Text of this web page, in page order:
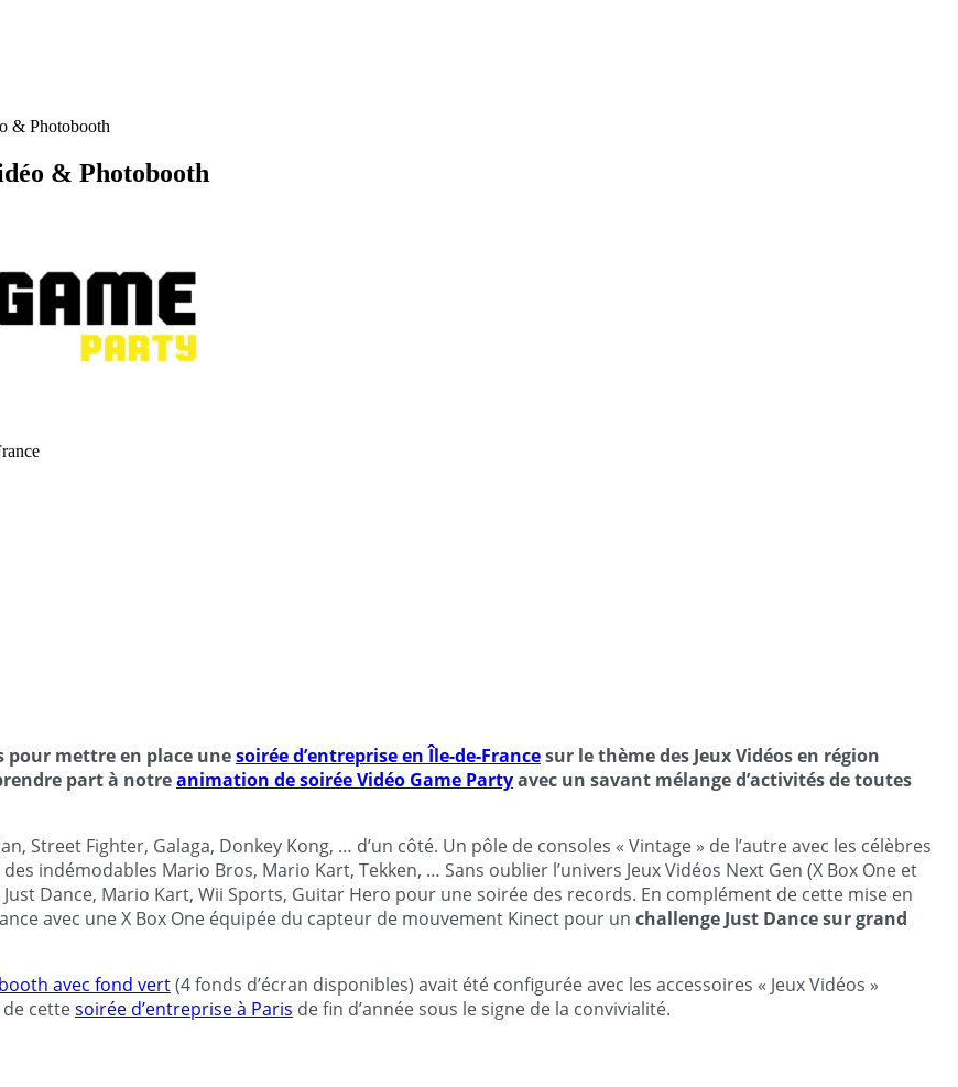
& Photobooth
& Photobooth
pour mettre en place unesoirée d’entreprise en Île-de-Francesur le thème des Jeux Vidéos en région
part à notreanimation de soirée Vidéo Game Partyavec un savant mélange d’activités de toutes
Street Fighter, Galaga, Donkey Kong, … d’un côté. Un pôle de consoles « Vintage » de l’autre avec les célèbres
indémodables Mario Bros, Mario Kart, Tekken, … Sans oublier l’univers Jeux Vidéos Next Gen (X Box One et
Dance, Mario Kart, Wii Sports, Guitar Hero pour une soirée des records. En complément de cette mise en
avec une X Box One équipée du capteur de mouvement Kinect pour un challenge Just Dance sur grand
avec fond vert(4 fonds d’écran disponibles) avait été configurée avec les accessoires « Jeux Vidéos »
cettesoirée d’entreprise à Paris de fin d’année sous le signe de la convivialité.